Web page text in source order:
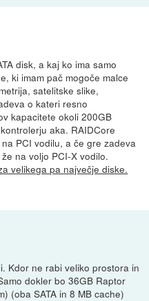
disk, a kaj ko ima samo
ki imam pač mogoče malce
satelitske slike,
o kateri resno
kapacitete okoli 200GB
aka. RAIDCore
PCI vodilu, a če gre zadeva
na voljo PCI-X vodilo.
velikega pa največje diske.
Kdor ne rabi veliko prostora in
dokler bo 36GB Raptor
(oba SATA in 8 MB cache)